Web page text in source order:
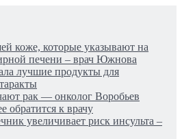
коже, которые указывают на
печени – врач Южнова
лучшие продукты для
рак — онколог Воробьев
обратится к врачу
увеличивает риск инсульта –